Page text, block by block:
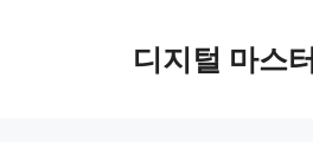
디지털 마스터